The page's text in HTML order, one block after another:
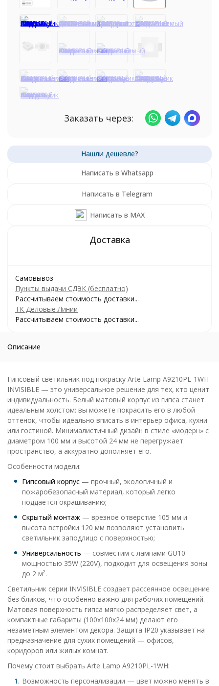
Заказать через:
Написать в Whatsapp
Написать в Telegram
Написать в MAX
Самовывоз
Пункты выдачи СДЭК (бесплатно)
Рассчитываем стоимость доставки...
ТК Деловые Линии
Рассчитываем стоимость доставки...
Описание
Гипсовый светильник под покраску Arte Lamp A9210PL-1WH
INVISIBLE — это универсальное решение для тех, кто ценит
индивидуальность. Белый матовый корпус из гипса станет
идеальным холстом: вы можете покрасить его в любой
оттенок, чтобы идеально вписать в интерьер офиса, кухни
или гостиной. Минималистичный дизайн в стиле «модерн» с
диаметром 100 мм и высотой 24 мм не перегружает
пространство, а аккуратно дополняет его.
Особенности модели:
Гипсовый корпус — прочный, экологичный и
пожаробезопасный материал, который легко
поддается окрашиванию;
Скрытый монтаж — врезное отверстие 105 мм и
высота встройки 120 мм позволяют установить
светильник заподлицо с поверхностью;
Универсальность — совместим с лампами GU10
мощностью 35W (220V), подходит для освещения зоны
до 2 м².
Светильник серии INVISIBLE создает рассеянное освещение
без бликов, что особенно важно для рабочих помещений.
Матовая поверхность гипса мягко распределяет свет, а
компактные габариты (100x100x24 мм) делают его
незаметным элементом декора. Защита IP20 указывает на
предназначение для сухих помещений — офисов,
коридоров или жилых комнат.
Почему стоит выбрать Arte Lamp A9210PL-1WH:
Возможность персонализации — цвет можно менять в